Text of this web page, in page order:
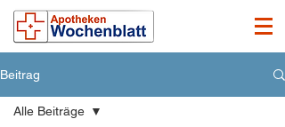
Beitrag
Alle Beiträge